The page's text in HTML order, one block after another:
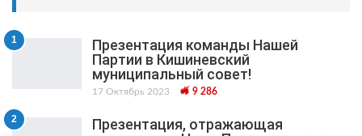
1
Презентация команды Нашей
Партии в Кишиневский
муниципальный cовет!
17 Октябрь 2023 9 286
2
Презентация, отражающая